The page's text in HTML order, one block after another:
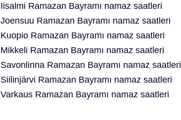
Iisalmi Ramazan Bayramı namaz saatleri
Joensuu Ramazan Bayramı namaz saatleri
Kuopio Ramazan Bayramı namaz saatleri
Mikkeli Ramazan Bayramı namaz saatleri
Savonlinna Ramazan Bayramı namaz saatleri
Siilinjärvi Ramazan Bayramı namaz saatleri
Varkaus Ramazan Bayramı namaz saatleri